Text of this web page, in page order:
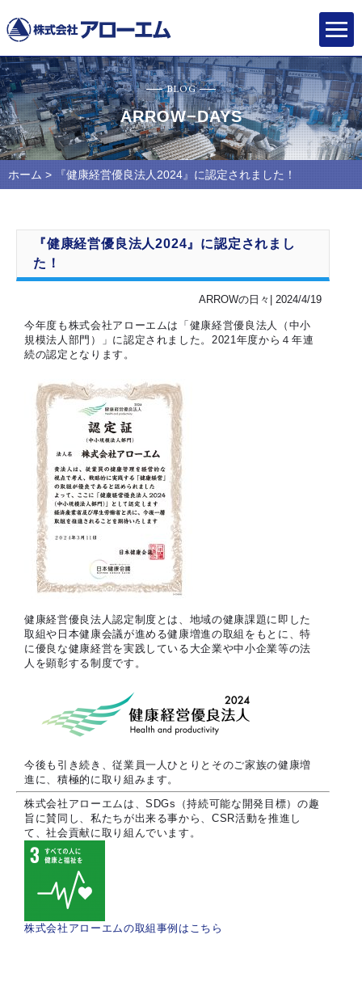
BLOG
ARROW−DAYS
ホーム > 『健康経営優良法人2024』に認定されました！
『健康経営優良法人2024』に認定されまし
た！
ARROWの日々| 2024/4/19
今年度も株式会社アローエムは「健康経営優良法人（中小
規模法人部門）」に認定されました。2021年度から４年連
続の認定となります。
健康経営優良法人認定制度とは、地域の健康課題に即した
取組や日本健康会議が進める健康増進の取組をもとに、特
に優良な健康経営を実践している大企業や中小企業等の法
人を顕彰する制度です。
今後も引き続き、従業員一人ひとりとそのご家族の健康増
進に、積極的に取り組みます。
株式会社アローエムは、SDGs（持続可能な開発目標）の趣
旨に賛同し、私たちが出来る事から、CSR活動を推進し
て、社会貢献に取り組んでいます。
株式会社アローエムの取組事例はこちら